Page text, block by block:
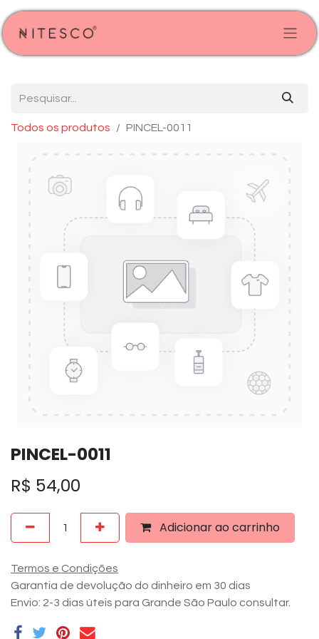
Todos os produtos PINCEL-0011
PINCEL-0011
R$ 54,00
Adicionar ao carrinho
Termos e Condições
Garantia de devolução do dinheiro em 30 dias
Envio: 2-3 dias úteis para Grande São Paulo consultar.